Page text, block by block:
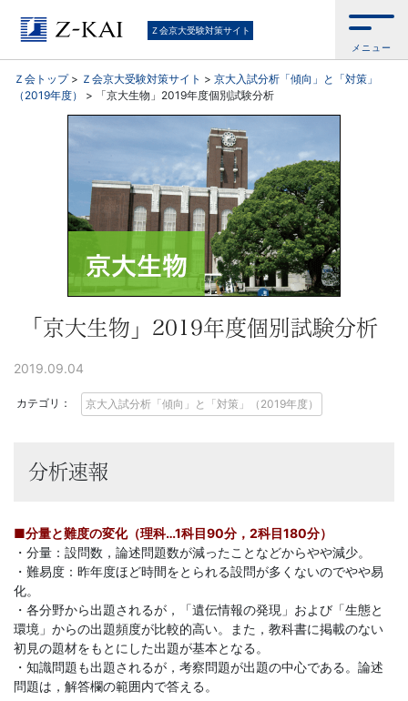
京
大
受
大
に
Ｚ
会
な
ら
Ｚ会京大受験対策サイト
メニュー
Ｚ会トップ> Ｚ会京大受験対策サイト > 京大入試分析「傾向」と「対策」
（2019年度）
> 「京大生物」2019年度個別試験分析
「京大生物」2019年度個別試験分析
2019.09.04
カテゴリ： 京大入試分析「傾向」と「対策」（2019年度）
分析速報
■分量と難度の変化（理科…1科目90分，2科目180分）
・分量：設問数，論述問題数が減ったことなどからやや減少。
・難易度：昨年度ほど時間をとられる設問が多くないのでやや易
化。
・各分野から出題されるが，「遺伝情報の発現」および「生態と
環境」からの出題頻度が比較的高い。また，教科書に掲載のない
初見の題材をもとにした出題が基本となる。
・知識問題も出題されるが，考察問題が出題の中心である。論述
問題は，解答欄の範囲内で答える。